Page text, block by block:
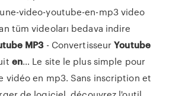
video-youtube-en-mp3 video
tüm videoları bedava indire
MP3- ConvertisseurYoutube
en… Le site le plus simple pour
vidéo en mp3. Sans inscription et